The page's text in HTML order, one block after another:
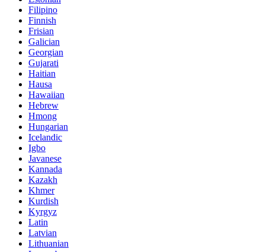
Filipino
Finnish
Frisian
Galician
Georgian
Gujarati
Haitian
Hausa
Hawaiian
Hebrew
Hmong
Hungarian
Icelandic
Igbo
Javanese
Kannada
Kazakh
Khmer
Kurdish
Kyrgyz
Latin
Latvian
Lithuanian